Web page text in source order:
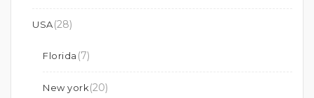
USA(28)
Florida (7)
New york(20)